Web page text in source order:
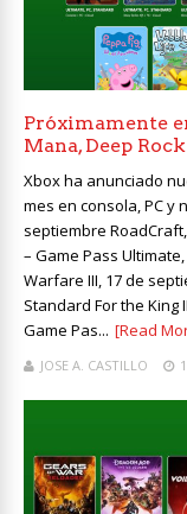
Próximamente
Mana, Deep
Xbox ha anunciado
mes en consola, PC y
septiembre
– Game Pass
Warfare III, 17 de
Standard For the King
Game Pas... [Read
JOSE A. CASTILLO